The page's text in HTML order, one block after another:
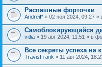
Распашные форточки
AndreiI* » 02 ноя 2024, 09:27
Самоблокирующийся
vitlia » 19 авг 2024, 11:51 » в
Все секреты успеха на
TravisFrank » 11 авг 2024,